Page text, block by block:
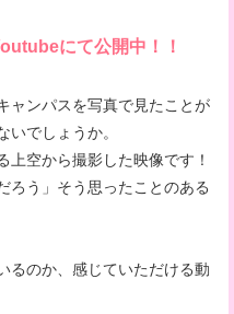
にて公開中！！
ャンパスを写真で見たことが
いでしょうか。
上空から撮影した映像です！
ろう」そう思ったことのある
るのか、感じていただける動